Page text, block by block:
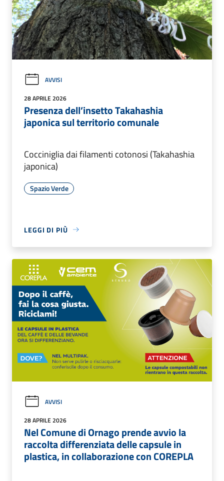
AVVISI
28 APRILE 2026
Presenza dell’insetto Takahashia
japonica sul territorio comunale
Cocciniglia dai filamenti cotonosi (Takahashia
japonica)
Spazio Verde
LEGGI DI PIÙ
AVVISI
28 APRILE 2026
Nel Comune di Ornago prende avvio la
raccolta differenziata delle capsule in
plastica, in collaborazione con COREPLA